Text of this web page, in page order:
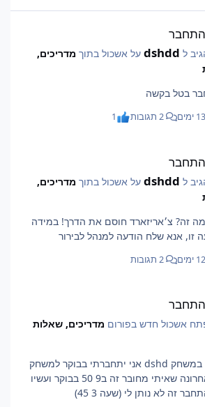
ל dshddעל אשכול בתוך מדריכים,
בטל בקשה
1
ל dshddעל אשכול בתוך מדריכים,
זה? צ׳אריזארד חוסם את הדרך! במידה
זו, אנא שלח הודעה למנהל לבירור
אשכול חדש בפורום מדריכים, שאלות
שלום קורים לי במשחק dshd אני יתחברתי בבוקר למשחק
רגיל הפעם האחרונה שאיתי מחובר זה ב9 50 בבוקר ועשיו
זה לא נותן לי (שעה 3 45)